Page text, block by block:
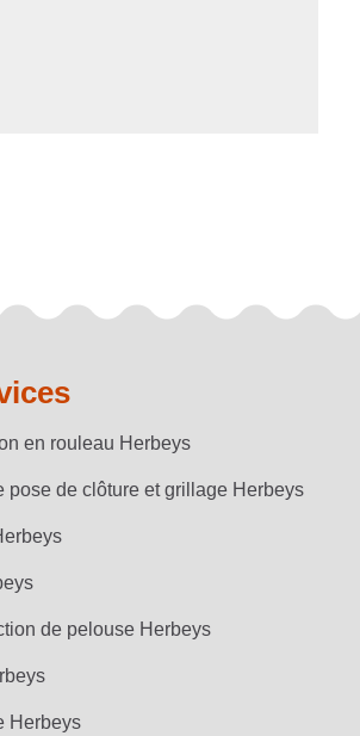
en rouleau Herbeys
pose de clôture et grillage Herbeys
de pelouse Herbeys
Herbeys